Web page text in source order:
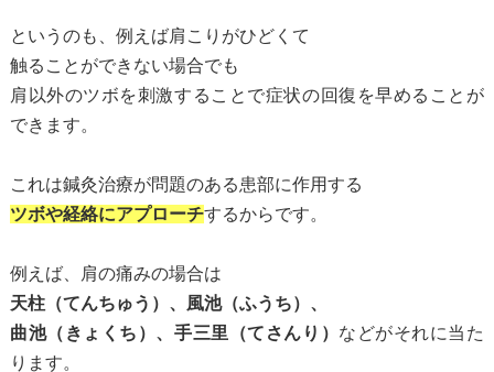
というのも、例えば肩こりがひどくて
触ることができない場合でも
肩以外のツボを刺激することで症状の回復を早めることが
できます。
これは鍼灸治療が問題のある患部に作用する
ツボや経絡にアプローチするからです。
例えば、肩の痛みの場合は
天柱（てんちゅう）、風池（ふうち）、
曲池（きょくち）、手三里（てさんり） などがそれに当た
ります。